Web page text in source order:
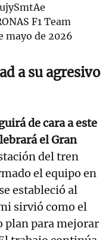
F1 Team
mayo de 2026
a su agresivo
de cara a este
el Gran
del tren
el equipo en
estableció al
sirvió como el
plan para mejorar